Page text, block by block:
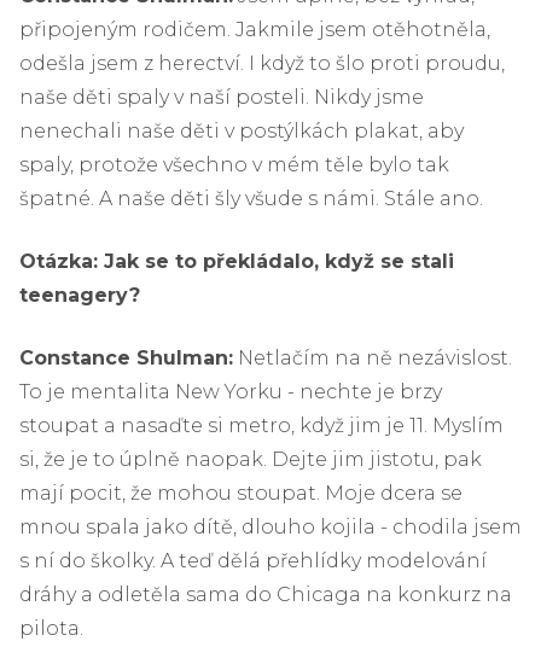
připojeným rodičem. Jakmile jsem otěhotněla,
odešla jsem z herectví. I když to šlo proti proudu,
naše děti spaly v naší posteli. Nikdy jsme
nenechali naše děti v postýlkách plakat, aby
spaly, protože všechno v mém těle bylo tak
špatné. A naše děti šly všude s námi. Stále ano.
Otázka: Jak se to překládalo, když se stali
teenagery?
Constance Shulman: Netlačím na ně nezávislost.
To je mentalita New Yorku - nechte je brzy
stoupat a nasaďte si metro, když jim je 11. Myslím
si, že je to úplně naopak. Dejte jim jistotu, pak
mají pocit, že mohou stoupat. Moje dcera se
mnou spala jako dítě, dlouho kojila - chodila jsem
s ní do školky. A teď dělá přehlídky modelování
dráhy a odletěla sama do Chicaga na konkurz na
pilota.